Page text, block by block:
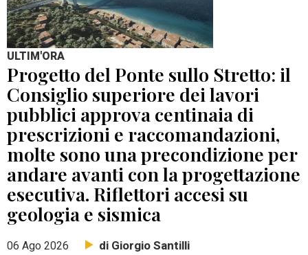
ULTIM'ORA
Progetto del Ponte sullo Stretto: il
Consiglio superiore dei lavori
pubblici approva centinaia di
prescrizioni e raccomandazioni,
molte sono una precondizione per
andare avanti con la progettazione
esecutiva. Riflettori accesi su
geologia e sismica
06 Ago 2026 di Giorgio Santilli